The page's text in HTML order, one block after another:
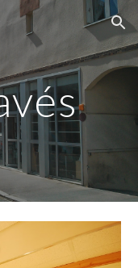
Skip to navigation